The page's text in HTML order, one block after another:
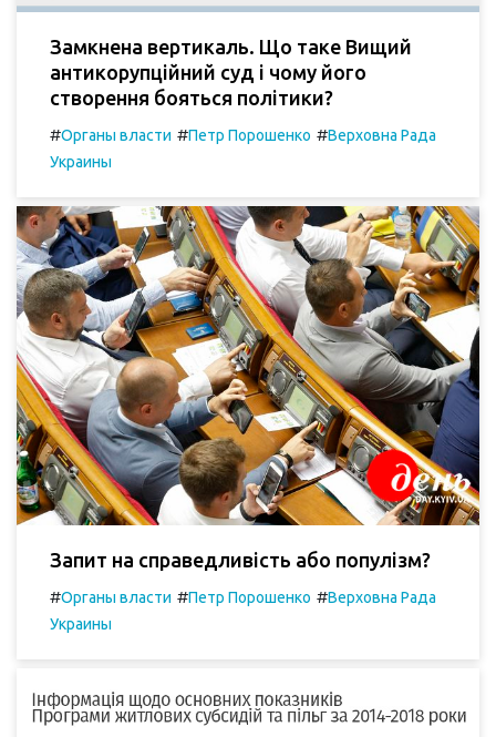
Замкнена вертикаль. Що таке Вищий
антикорупційний суд і чому його
створення бояться політики?
#Органы власти #Петр Порошенко #Верховна Рада
Украины
Запит на справедливість або популізм?
#Органы власти #Петр Порошенко #Верховна Рада
Украины